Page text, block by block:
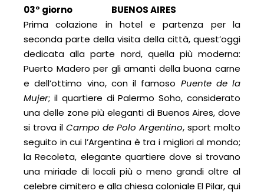
03° giorno BUENOS AIRES
Prima colazione in hotel e partenza per la
seconda parte della visita della città, quest’oggi
dedicata alla parte nord, quella più moderna:
Puerto Madero per gli amanti della buona carne
e dell’ottimo vino, con il famoso Puente de la
Mujer; il quartiere di Palermo Soho, considerato
una delle zone più eleganti di Buenos Aires, dove
si trova il Campo de Polo Argentino, sport molto
seguito in cui l’Argentina è tra i migliori al mondo;
la Recoleta, elegante quartiere dove si trovano
una miriade di locali più o meno grandi oltre al
celebre cimitero e alla chiesa coloniale El Pilar, qui